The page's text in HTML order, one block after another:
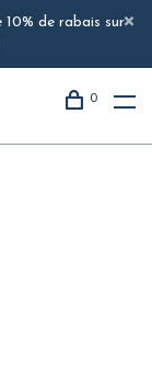
de rabais sur
0